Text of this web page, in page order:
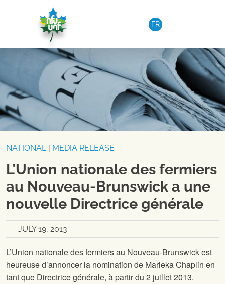
FR
NATIONAL| MEDIA RELEASE
L’Union nationale des fermiers
au Nouveau-Brunswick a une
nouvelle Directrice générale
JULY 19, 2013
L’Union nationale des fermiers au Nouveau-Brunswick est
heureuse d’annoncer la nomination de Marieka Chaplin en
tant que Directrice générale, à partir du 2 juillet 2013.